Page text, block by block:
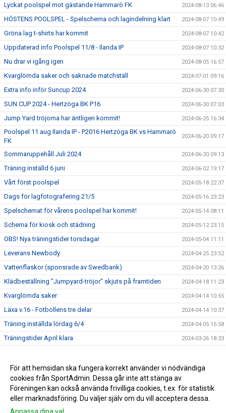
Lyckat poolspel mot gästande Hammarö FK 2024-08-13 06:46
HÖSTENS POOLSPEL - Spelschema och lagindelning klart 2024-08-07 10:49
Gröna lag t-shirts har kommit 2024-08-07 10:42
Uppdaterad info Poolspel 11/8 - Ilanda IP 2024-08-07 10:32
Nu drar vi igång igen 2024-08-05 16:57
Kvarglömda saker och saknade matchställ 2024-07-01 09:16
Extra info inför Suncup 2024 2024-06-30 07:30
SUN CUP 2024 - Hertzöga BK P16 2024-06-30 07:03
Jump Yard tröjorna har äntligen kommit! 2024-06-25 16:34
Poolspel 11 aug Ilanda IP - P2016 Hertzöga BK vs Hammarö
FK
2024-06-20 09:17
Sommaruppehåll Juli 2024 2024-06-20 09:13
Träning inställd 6 juni 2024-06-02 19:17
Vårt först poolspel 2024-05-18 22:37
Dags för lagfotografering 21/5 2024-05-16 23:23
Spelschemat för vårens poolspel har kommit! 2024-05-14 08:11
Schema för kiosk och städning 2024-05-12 23:15
OBS! Nya träningstider torsdagar 2024-05-04 11:11
Leverans Newbody 2024-04-25 23:52
Vattenflaskor (sponsrade av Swedbank) 2024-04-20 13:26
Klädbeställning "Jumpyard-tröjor" skjuts på framtiden 2024-04-18 11:23
Kvarglömda saker 2024-04-14 10:55
Läxa v.16 - Fotbollens tre delar 2024-04-14 10:37
Träning inställda lördag 6/4 2024-04-05 15:58
Träningstider April klara 2024-03-26 18:33
Välkomna till Föräldramöte HBK P16 inför säsongen 2024 -
Söndagen den 24 mars kl 18:00
För att hemsidan ska fungera korrekt använder vi nödvändiga
cookies från SportAdmin. Dessa går inte att stänga av.
Föreningen kan också använda frivilliga cookies, t.ex. för statistik
eller marknadsföring. Du väljer själv om du vill acceptera dessa.